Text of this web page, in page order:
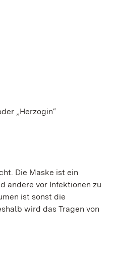
„Herzogin“
Die Maske ist ein
andere vor Infektionen zu
ist sonst die
wird das Tragen von